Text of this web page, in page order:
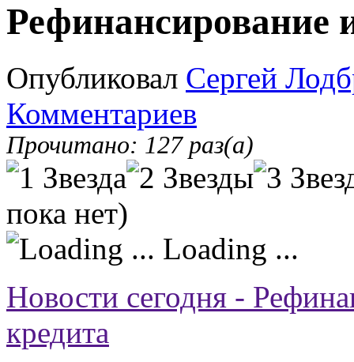
Рефинансирование
Опубликовал Сергей
Комментариев
Прочитано: 127 раз(а)
пока нет)
Loading ...
Новости сегодня -
кредита